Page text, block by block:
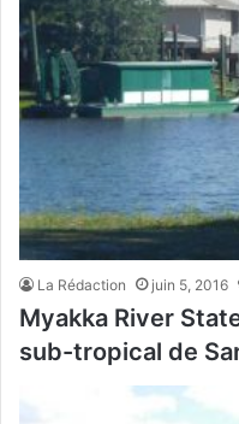
La Rédaction juin 5, 2016
Myakka River
sub-tropical de